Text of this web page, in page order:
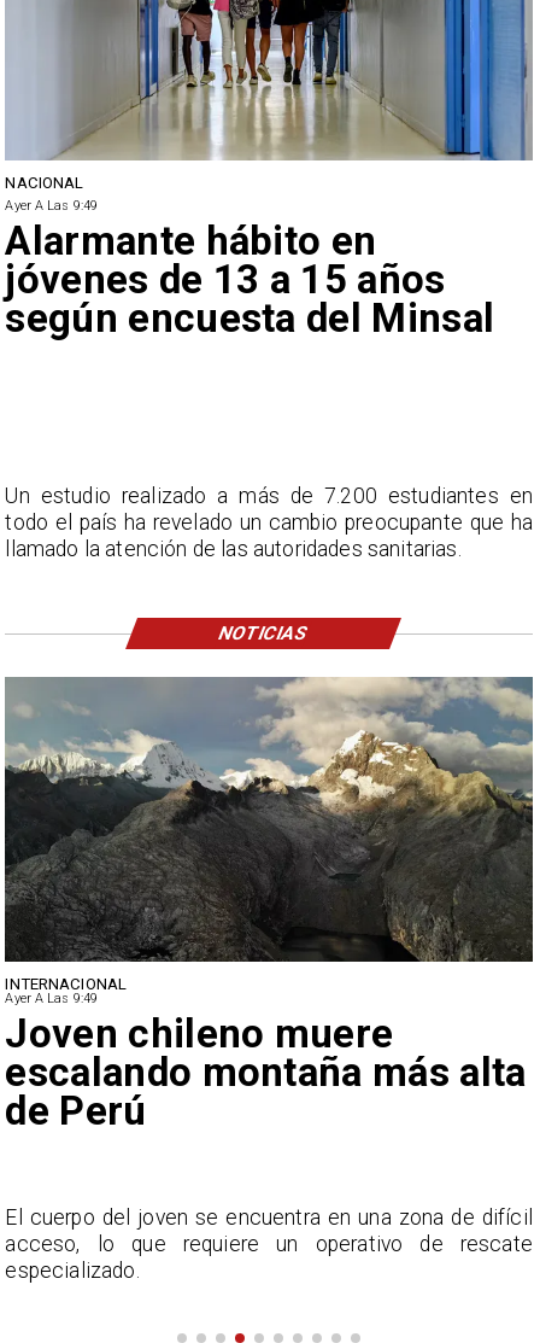
INTERNACIONAL
Ayer A Las 9:49
Joven chileno muere
escalando montaña más alta
de Perú
El cuerpo del joven se encuentra en una zona de difícil
acceso, lo que requiere un operativo de rescate
especializado.
NACIONAL
Ayer A Las 9:49
Alarmante hábito en
jóvenes de 13 a 15 años
según encuesta del Minsal
Un estudio realizado a más de 7.200 estudiantes en
todo el país ha revelado un cambio preocupante que ha
llamado la atención de las autoridades sanitarias.
NOTICIAS